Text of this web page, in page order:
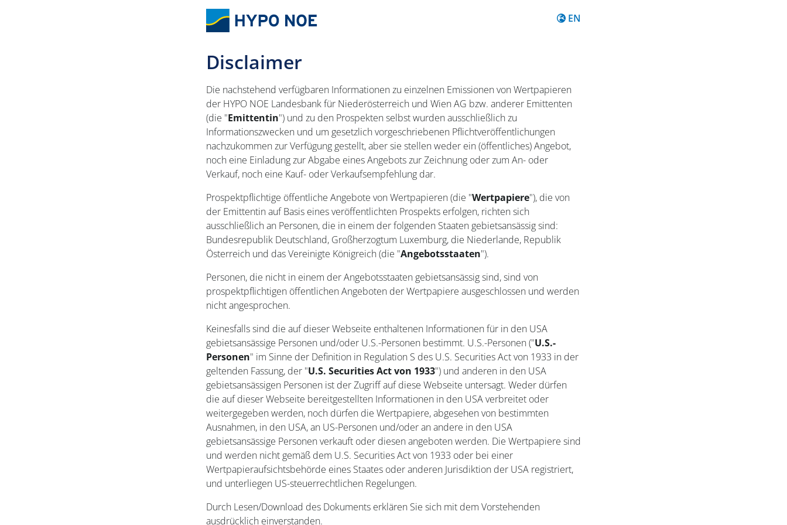
Content in English
EN
Disclaimer
Die nachstehend verfügbaren Informationen zu einzelnen Emissionen von Wertpapieren
der HYPO NOE Landesbank für Niederösterreich und Wien AG bzw. anderer Emittenten
(die "Emittentin") und zu den Prospekten selbst wurden ausschließlich zu
Informationszwecken und um gesetzlich vorgeschriebenen Pflichtveröffentlichungen
nachzukommen zur Verfügung gestellt, aber sie stellen weder ein (öffentliches) Angebot,
noch eine Einladung zur Abgabe eines Angebots zur Zeichnung oder zum An- oder
Verkauf, noch eine Kauf- oder Verkaufsempfehlung dar.
Prospektpflichtige öffentliche Angebote von Wertpapieren (die "Wertpapiere"), die von
der Emittentin auf Basis eines veröffentlichten Prospekts erfolgen, richten sich
ausschließlich an Personen, die in einem der folgenden Staaten gebietsansässig sind:
Bundesrepublik Deutschland, Großherzogtum Luxemburg, die Niederlande, Republik
Österreich und das Vereinigte Königreich (die "Angebotsstaaten").
Personen, die nicht in einem der Angebotsstaaten gebietsansässig sind, sind von
prospektpflichtigen öffentlichen Angeboten der Wertpapiere ausgeschlossen und werden
nicht angesprochen.
Keinesfalls sind die auf dieser Webseite enthaltenen Informationen für in den USA
gebietsansässige Personen und/oder U.S.-Personen bestimmt. U.S.-Personen ("U.S.-
Personen" im Sinne der Definition in Regulation S des U.S. Securities Act von 1933 in der
geltenden Fassung, der "U.S. Securities Act von 1933") und anderen in den USA
gebietsansässigen Personen ist der Zugriff auf diese Webseite untersagt. Weder dürfen
die auf dieser Webseite bereitgestellten Informationen in den USA verbreitet oder
weitergegeben werden, noch dürfen die Wertpapiere, abgesehen von bestimmten
Ausnahmen, in den USA, an US-Personen und/oder an andere in den USA
gebietsansässige Personen verkauft oder diesen angeboten werden. Die Wertpapiere sind
und werden nicht gemäß dem U.S. Securities Act von 1933 oder bei einer
Wertpapieraufsichtsbehörde eines Staates oder anderen Jurisdiktion der USA registriert,
und unterliegen US-steuerrechtlichen Regelungen.
Durch Lesen/Download des Dokuments erklären Sie sich mit dem Vorstehenden
ausdrücklich einverstanden.